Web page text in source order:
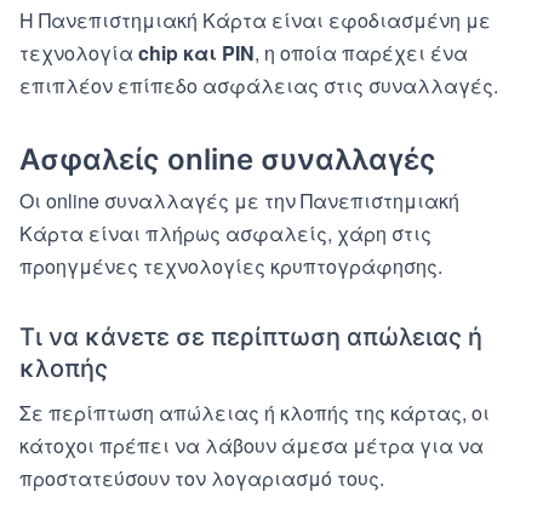
Η Πανεπιστημιακή Κάρτα είναι εφοδιασμένη με
τεχνολογία chip και PIN, η οποία παρέχει ένα
επιπλέον επίπεδο ασφάλειας στις συναλλαγές.
Ασφαλείς online συναλλαγές
Οι online συναλλαγές με την Πανεπιστημιακή
Κάρτα είναι πλήρως ασφαλείς, χάρη στις
προηγμένες τεχνολογίες κρυπτογράφησης.
Τι να κάνετε σε περίπτωση απώλειας ή
κλοπής
Σε περίπτωση απώλειας ή κλοπής της κάρτας, οι
κάτοχοι πρέπει να λάβουν άμεσα μέτρα για να
προστατεύσουν τον λογαριασμό τους.